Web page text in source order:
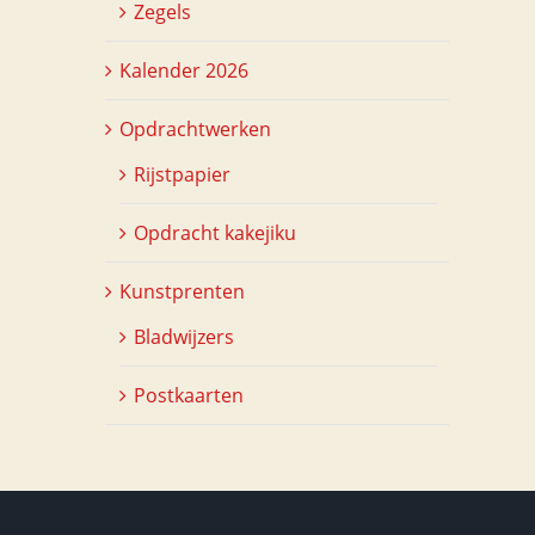
Zegels
Kalender 2026
Opdrachtwerken
Rijstpapier
Opdracht kakejiku
Kunstprenten
Bladwijzers
Postkaarten